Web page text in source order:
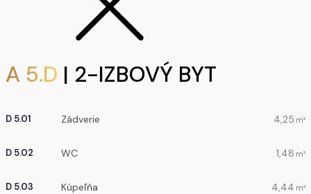
A 5.D | 2-IZBOVÝ BYT
D 5.01 Zádverie 4,25 m²
D 5.02 WC 1,48 m²
D 5.03 Kúpeľňa 4,44 m²